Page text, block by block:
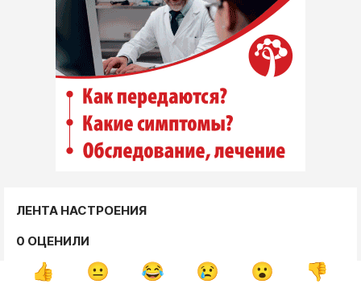
ЛЕНТА НАСТРОЕНИЯ
0 ОЦЕНИЛИ